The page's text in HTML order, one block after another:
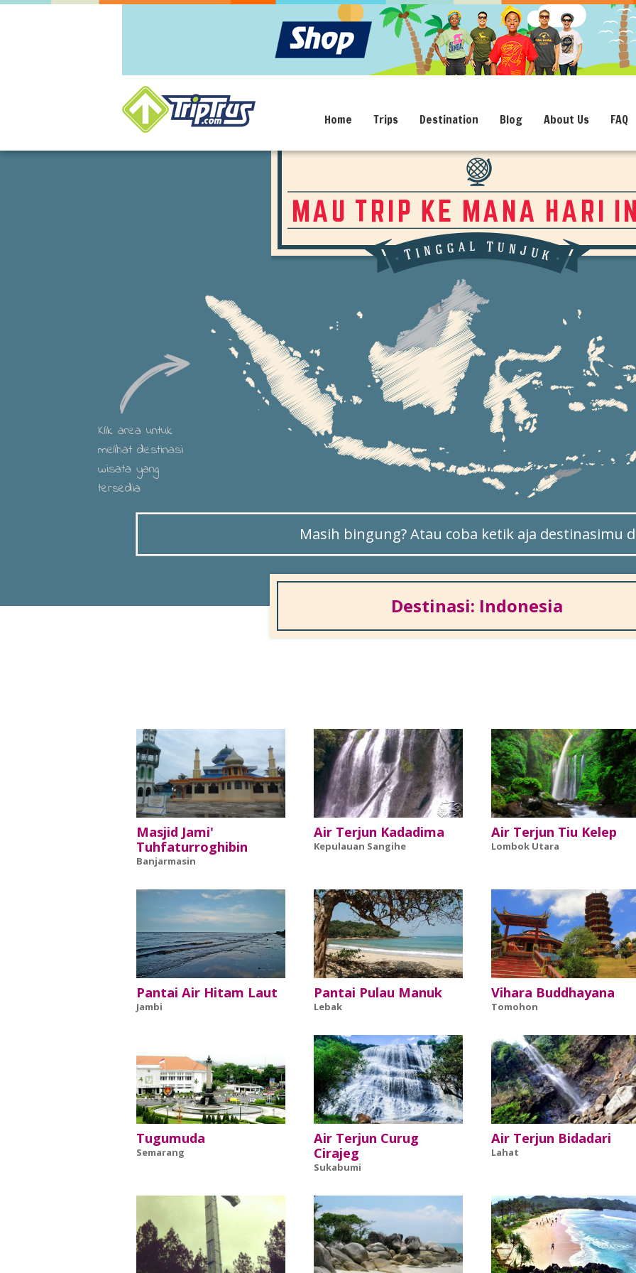
Home Trips Destination Blog About Us FAQ
Klik area untuk
melihat destinasi
wisata yang
tersedia
Masih bingung? Atau coba ketik aja destinasimu
Destinasi: Indonesia
Masjid Jami'
Tuhfaturroghibin
Banjarmasin
Air Terjun Kadadima
Kepulauan Sangihe
Air Terjun Tiu Kelep
Lombok Utara
Pantai Air Hitam Laut
Jambi
Pantai Pulau Manuk
Lebak
Vihara Buddhayana
Tomohon
Tugumuda
Semarang
Air Terjun Curug
Cirajeg
Sukabumi
Air Terjun Bidadari
Lahat